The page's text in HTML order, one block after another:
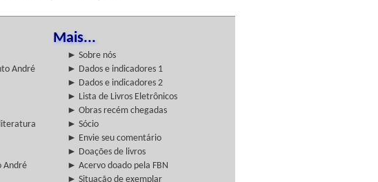
Mais...
► Sobre nós
André
► Dados e indicadores 1
► Dados e indicadores 2
► Lista de Livros Eletrônicos
► Obras recém chegadas
► Sócio
► Envie seu comentário
► Doações de livros
André
► Acervo doado pela FBN
► Situação de exemplar